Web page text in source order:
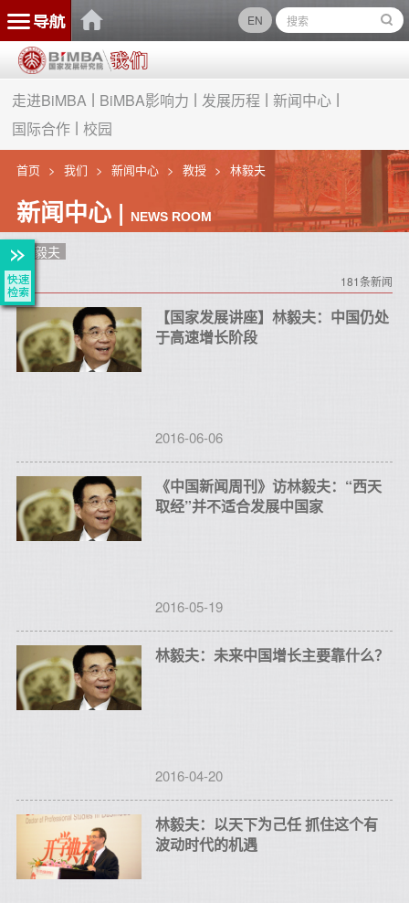
EN
走进BiMBA BiMBA影响力 发展历程
新闻中心
国际合作
校园
首页 我们 新闻中心 教授 林毅夫
新闻中心 | NEWS ROOM
林毅夫
181条新闻
【国家发展讲座】林毅夫：中国仍处
于高速增长阶段
2016-06-06
《中国新闻周刊》访林毅夫：“西天
取经”并不适合发展中国家
2016-05-19
林毅夫：未来中国增长主要靠什么？
2016-04-20
林毅夫：以天下为己任 抓住这个有
波动时代的机遇